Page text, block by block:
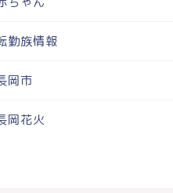
勤族情報
岡市
岡花火